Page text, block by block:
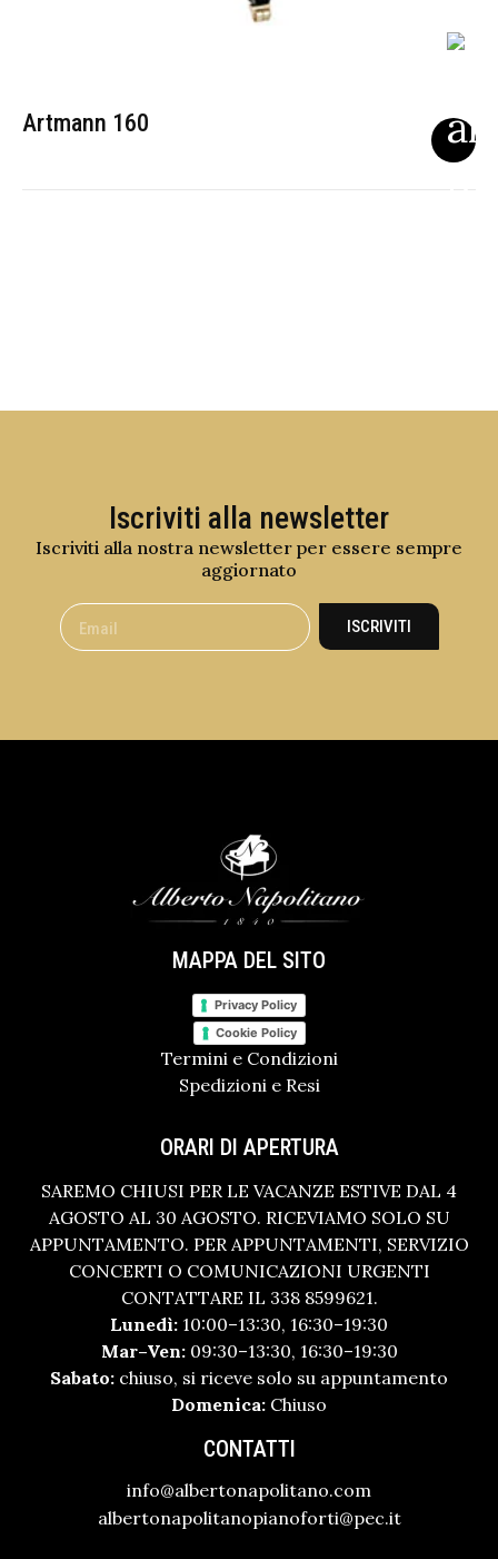
Artmann 160
Iscriviti alla newsletter
Iscriviti alla nostra newsletter per essere sempre
aggiornato
ISCRIVITI
MAPPA DEL SITO
Privacy Policy
Cookie Policy
Termini e Condizioni
Spedizioni e Resi
ORARI DI APERTURA
SAREMO CHIUSI PER LE VACANZE ESTIVE DAL 4
AGOSTO AL 30 AGOSTO. RICEVIAMO SOLO SU
APPUNTAMENTO. PER APPUNTAMENTI, SERVIZIO
CONCERTI O COMUNICAZIONI URGENTI
CONTATTARE IL 338 8599621.
Lunedì: 10:00–13:30, 16:30–19:30
Mar–Ven:09:30–13:30, 16:30–19:30
Sabato: chiuso, si riceve solo su appuntamento
Domenica: Chiuso
CONTATTI
info@albertonapolitano.com
albertonapolitanopianoforti@pec.it